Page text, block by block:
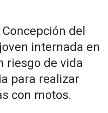
del
internada en
riesgo de vida
para realizar
con motos.